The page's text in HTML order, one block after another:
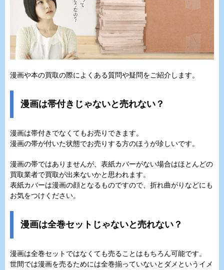
漫画や本の買取の際によくある質問や疑問をご紹介します。
漫画は帯付きじゃないと売れない？
漫画は帯付きでなくてもお売りできます。
漫画の帯が付いた状態でお売りする方のほうが珍しいです。
漫画の帯ではありませんが、表紙カバーがない場合はほとんどの
買取業者で買取が出来ないかと思われます。
表紙カバーは漫画の顔となるものですので、折れ曲がりなどにも
お気をつけください。
漫画は全巻セットじゃないと売れない？
漫画は全巻セットではなくても売ることはもちろん可能です。
世間では漫画を売るためには全巻揃っていないとダメというイメ